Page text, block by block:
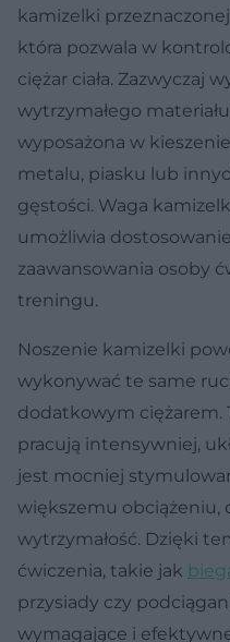
kamizelki
która pozwala w
ciężar ciała. Zazwyczaj
wytrzymałego
wyposażona w
metalu, piasku lub
gęstości. Waga
umożliwia
zaawansowania osoby
treningu.
Noszenie kamizelki
wykonywać te same
dodatkowym ciężarem.
pracują intensywniej,
jest mocniej
większemu obciążeniu,
wytrzymałość. Dzięki
ćwiczenia, takie jak
przysiady czy
wymagające i